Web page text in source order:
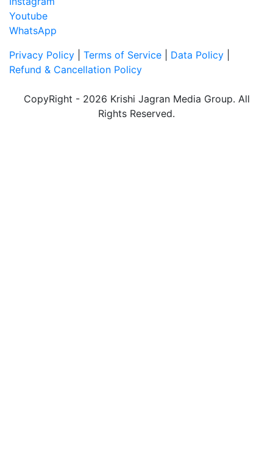
Youtube
WhatsApp
Privacy Policy
Terms of Service Data Policy
Refund & Cancellation Policy
CopyRight - 2026 Krishi Jagran Media Group. All
Rights Reserved.